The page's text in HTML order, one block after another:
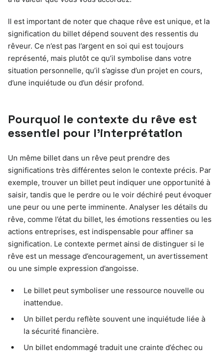
Il est important de noter que chaque rêve est unique, et la
signification du billet dépend souvent des ressentis du
rêveur. Ce n’est pas l’argent en soi qui est toujours
représenté, mais plutôt ce qu’il symbolise dans votre
situation personnelle, qu’il s’agisse d’un projet en cours,
d’une inquiétude ou d’un désir profond.
Pourquoi le contexte du rêve est
essentiel pour l’interprétation
Un même billet dans un rêve peut prendre des
significations très différentes selon le contexte précis. Par
exemple, trouver un billet peut indiquer une opportunité à
saisir, tandis que le perdre ou le voir déchiré peut évoquer
une peur ou une perte imminente. Analyser les détails du
rêve, comme l’état du billet, les émotions ressenties ou les
actions entreprises, est indispensable pour affiner sa
signification. Le contexte permet ainsi de distinguer si le
rêve est un message d’encouragement, un avertissement
ou une simple expression d’angoisse.
Le billet peut symboliser une ressource nouvelle ou
inattendue.
Un billet perdu reflète souvent une inquiétude liée à
la sécurité financière.
Un billet endommagé traduit une crainte d’échec ou